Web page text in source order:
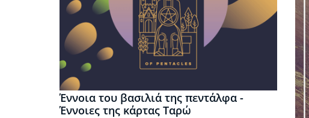
Έννοια του βασιλιά της πεντάλφα -
Έννοιες της κάρτας Ταρώ